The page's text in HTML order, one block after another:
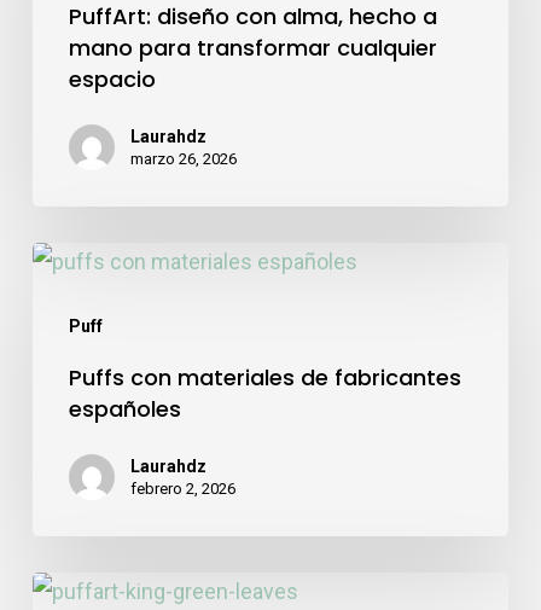
alma,
hecho
mano
transformar
cualquier
PuffArt: diseño con alma, hecho a
mano para transformar cualquier
espacio
Laurahdz
marzo 26, 2026
Puff
Puffs
materiales
fabricantes
españoles
Puffs con materiales de fabricantes
españoles
Laurahdz
febrero 2, 2026
Los